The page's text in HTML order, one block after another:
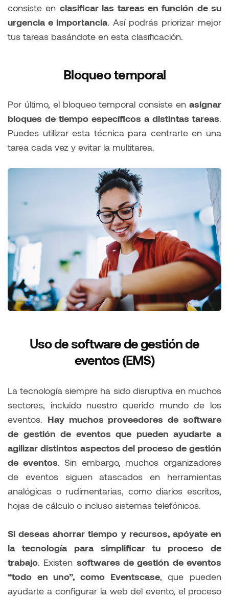
consiste en clasificar las tareas en función de su
urgencia e importancia. Así podrás priorizar mejor
tus tareas basándote en esta clasificación.
Bloqueo temporal
Por último, el bloqueo temporal consiste en asignar
bloques de tiempo específicos a distintas tareas.
Puedes utilizar esta técnica para centrarte en una
tarea cada vez y evitar la multitarea.
Uso de software de gestión de
eventos (EMS)
La tecnología siempre ha sido disruptiva en muchos
sectores, incluido nuestro querido mundo de los
eventos. Hay muchos proveedores de software
de gestión de eventos que pueden ayudarte a
agilizar distintos aspectos del proceso de gestión
de eventos. Sin embargo, muchos organizadores
de eventos siguen atascados en herramientas
analógicas o rudimentarias, como diarios escritos,
hojas de cálculo o incluso sistemas telefónicos.
Si deseas ahorrar tiempo y recursos, apóyate en
la tecnología para simplificar tu proceso de
trabajo. Existen softwares de gestión de eventos
“todo en uno”, como Eventscase, que pueden
ayudarte a configurar la web del evento, el proceso